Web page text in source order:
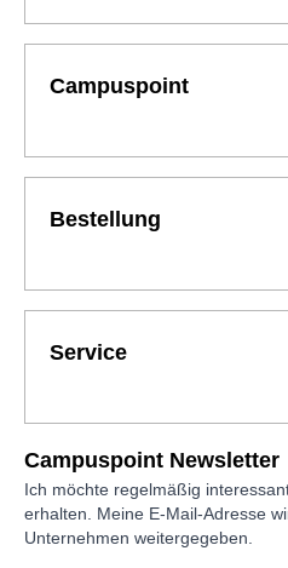
Campuspoint
Bestellung
Service
Campuspoint Newsletter
Ich möchte regelmäßig
erhalten. Meine E-Mail-Adresse
Unternehmen weitergegeben.